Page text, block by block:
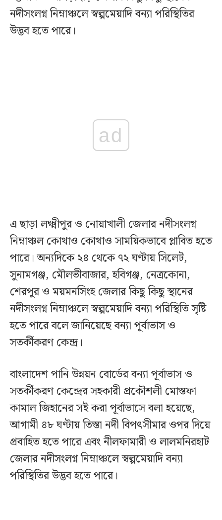
নদীসংলগ্ন নিম্নাঞ্চলে স্বল্পমেয়াদি বন্যা পরিস্থিতির
উদ্ভব হতে পারে।
ad
এ ছাড়া লক্ষ্মীপুর ও নোয়াখালী জেলার নদীসংলগ্ন
নিম্নাঞ্চল কোথাও কোথাও সাময়িকভাবে প্লাবিত হতে
পারে। অন্যদিকে ২৪ থেকে ৭২ ঘণ্টায় সিলেট,
সুনামগঞ্জ, মৌলভীবাজার, হবিগঞ্জ, নেত্রকোনা,
শেরপুর ও ময়মনসিংহ জেলার কিছু কিছু স্থানের
নদীসংলগ্ন নিম্নাঞ্চলে স্বল্পমেয়াদি বন্যা পরিস্থিতি সৃষ্টি
হতে পারে বলে জানিয়েছে বন্যা পূর্বাভাস ও
সতর্কীকরণ কেন্দ্র।
বাংলাদেশ পানি উন্নয়ন বোর্ডের বন্যা পূর্বাভাস ও
সতর্কীকরণ কেন্দ্রের সহকারী প্রকৌশলী মোস্তফা
কামাল জিহানের সই করা পূর্বাভাসে বলা হয়েছে,
আগামী ৪৮ ঘণ্টায় তিস্তা নদী বিপৎসীমার ওপর দিয়ে
প্রবাহিত হতে পারে এবং নীলফামারী ও লালমনিরহাট
জেলার নদীসংলগ্ন নিম্নাঞ্চলে স্বল্পমেয়াদি বন্যা
পরিস্থিতির উদ্ভব হতে পারে।